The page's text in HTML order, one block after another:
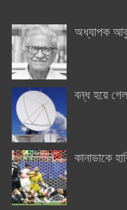
অধ্যাপক
বন্ধ হয়ে
কানাডাকে